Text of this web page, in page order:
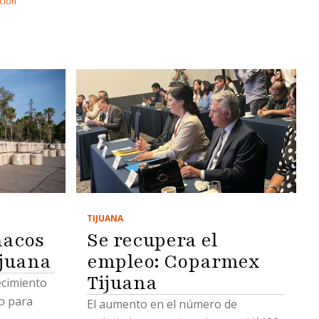
en
se
de
son
procesal
para
TIJUANA
Se recupera el
empleo: Coparmex
Tijuana
El aumento en el número de